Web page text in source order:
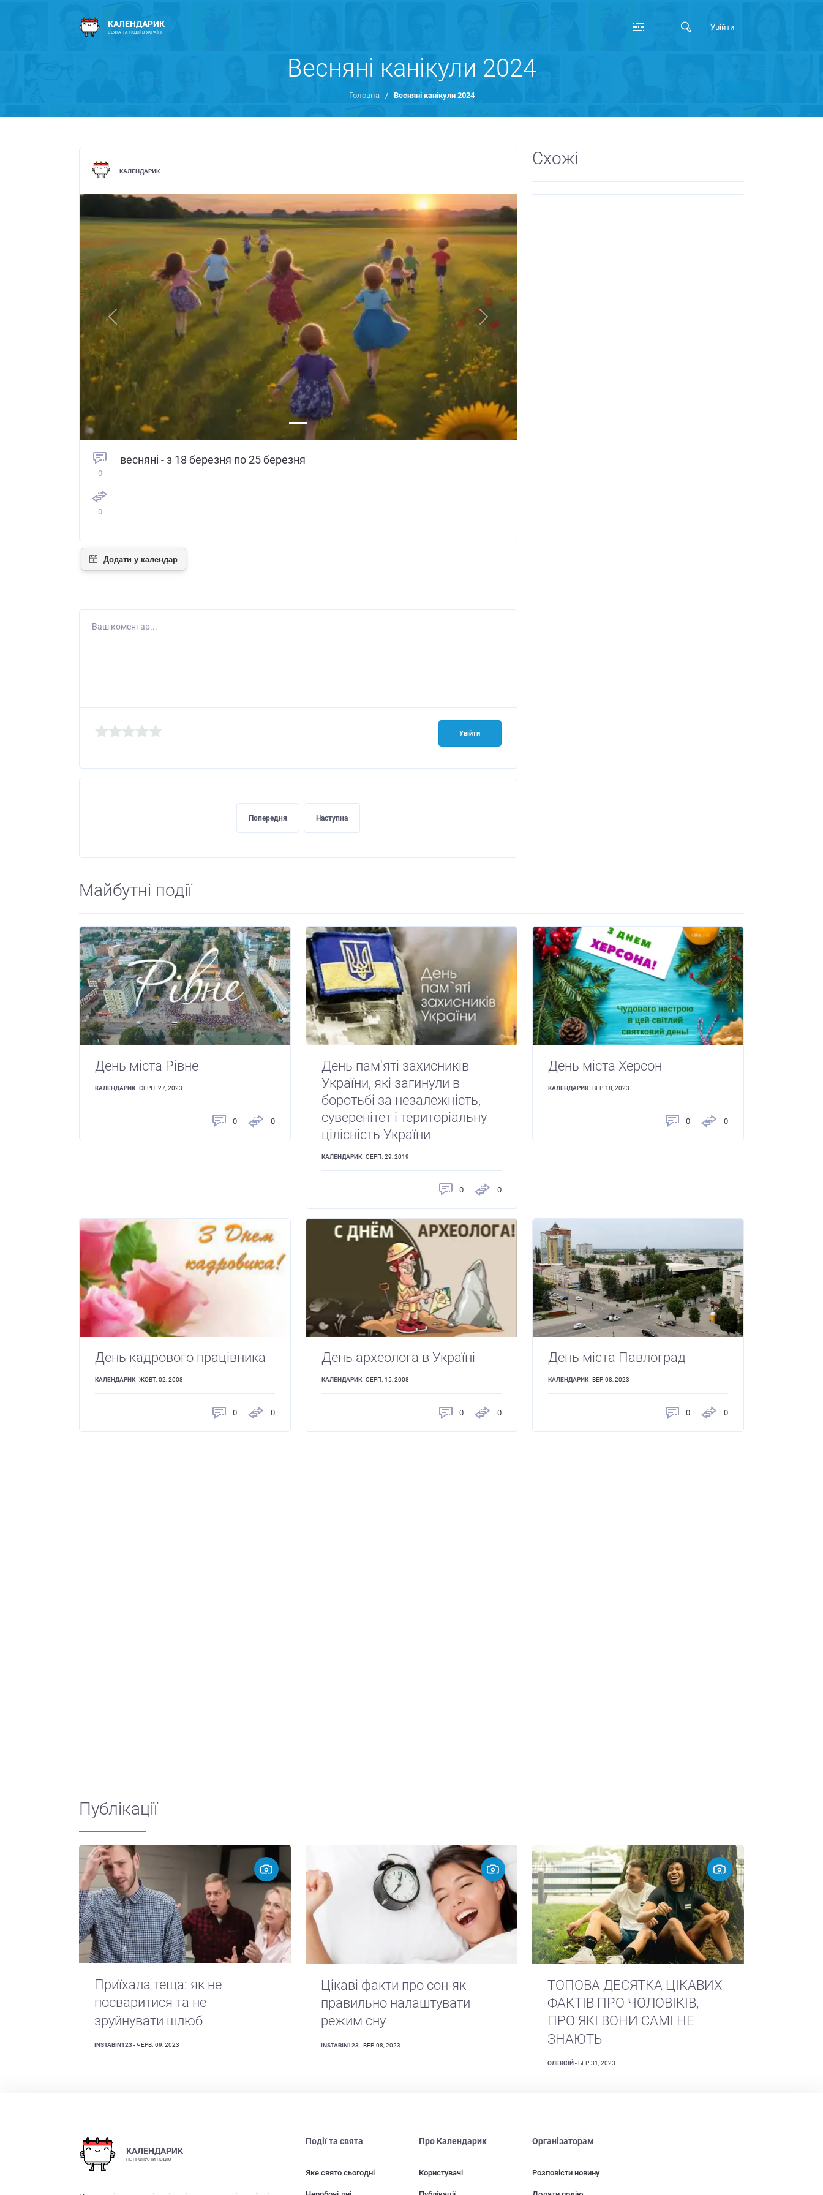
КАЛЕНДАРИК
СВЯТА ТА ПОДІЇ В УКРАЇНІ
Увійти
Весняні канікули 2024
Головна / Весняні канікули 2024
КАЛЕНДАРИК
Previous Next
0
0
весняні - з 18 березня по 25 березня
Ваш коментар...
Увійти
Попередня Наступна
Схожі
Майбутні події
День міста Рівне
КАЛЕНДАРИК СЕРП. 27, 2023
0 0
День пам'яті захисників
України, які загинули в
боротьбі за незалежність,
суверенітет і територіальну
цілісність України
КАЛЕНДАРИК СЕРП. 29, 2019
0 0
День міста Херсон
КАЛЕНДАРИК ВЕР. 18, 2023
0 0
День кадрового працівника
КАЛЕНДАРИК ЖОВТ. 02, 2008
0 0
День археолога в Україні
КАЛЕНДАРИК СЕРП. 15, 2008
0 0
День міста Павлоград
КАЛЕНДАРИК ВЕР. 08, 2023
0 0
Публікації
Приїхала теща: як не
посваритися та не
зруйнувати шлюб
INSTABIN123- ЧЕРВ. 09, 2023
Цікаві факти про сон-як
правильно налаштувати
режим сну
INSTABIN123- ВЕР. 08, 2023
ТОПОВА ДЕСЯТКА ЦІКАВИХ
ФАКТІВ ПРО ЧОЛОВІКІВ,
ПРО ЯКІ ВОНИ САМІ НЕ
ЗНАЮТЬ
ОЛЕКСІЙ- БЕР. 31, 2023
КАЛЕНДАРИК
НЕ ПРОПУСТИ ПОДІЮ
Події та свята
Яке свято сьогодні
Про Календарик
Користувачі
Організаторам
Розповісти новину